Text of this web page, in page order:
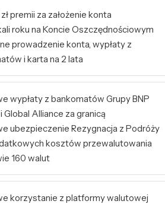
premii za założenie konta
roku na Koncie Oszczędnościowym
prowadzenie konta, wypłaty z
i karta na 2 lata
wypłaty z bankomatów Grupy BNP
Global Alliance za granicą
ubezpieczenie Rezygnacja z Podróży
kosztów przewalutowania
160 walut
korzystanie z platformy walutowej